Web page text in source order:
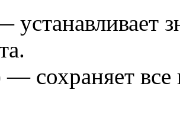
устанавливает
— сохраняет все